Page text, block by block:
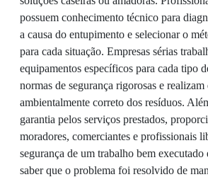
possuem conhecimento técnico para
a causa do entupimento e selecionar o
para cada situação. Empresas sérias
equipamentos específicos para cada tipo
normas de segurança rigorosas e realizam
ambientalmente correto dos resíduos.
garantia pelos serviços prestados,
moradores, comerciantes e profissionais
segurança de um trabalho bem
saber que o problema foi resolvido de